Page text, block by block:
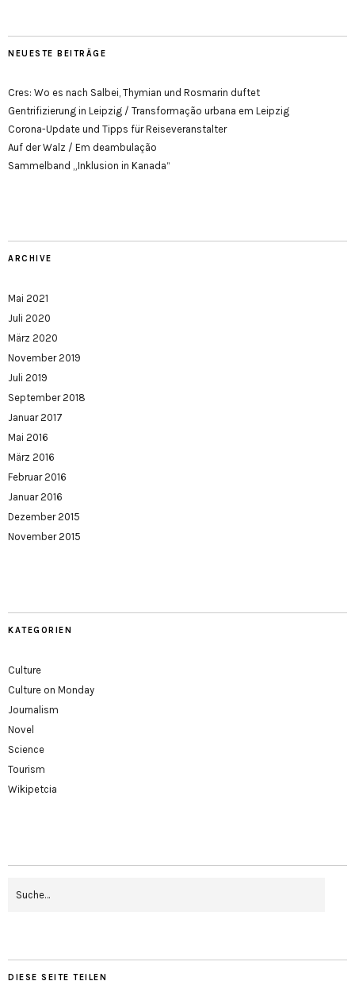
NEUESTE BEITRÄGE
Cres: Wo es nach Salbei, Thymian und Rosmarin duftet
Gentrifizierung in Leipzig / Transformação urbana em Leipzig
Corona-Update und Tipps für Reiseveranstalter
Auf der Walz / Em deambulação
Sammelband „Inklusion in Kanada“
ARCHIVE
Mai 2021
Juli 2020
März 2020
November 2019
Juli 2019
September 2018
Januar 2017
Mai 2016
März 2016
Februar 2016
Januar 2016
Dezember 2015
November 2015
KATEGORIEN
Culture
Culture on Monday
Journalism
Novel
Science
Tourism
Wikipetcia
DIESE SEITE TEILEN